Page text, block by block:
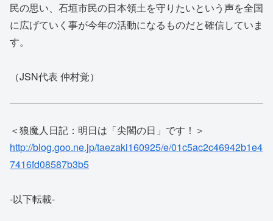
民の思い、石垣市民の日本領土を守りたいという声を全国
に広げていく事が今年の活動になるものだと確信していま
す。
（JSN代表 仲村覚）
＜狼魔人日記：明日は「尖閣の日」です！＞
http://blog.goo.ne.jp/taezaki160925/e/01c5ac2c46942b1e4
7416fd08587b3b5
-以下転載-